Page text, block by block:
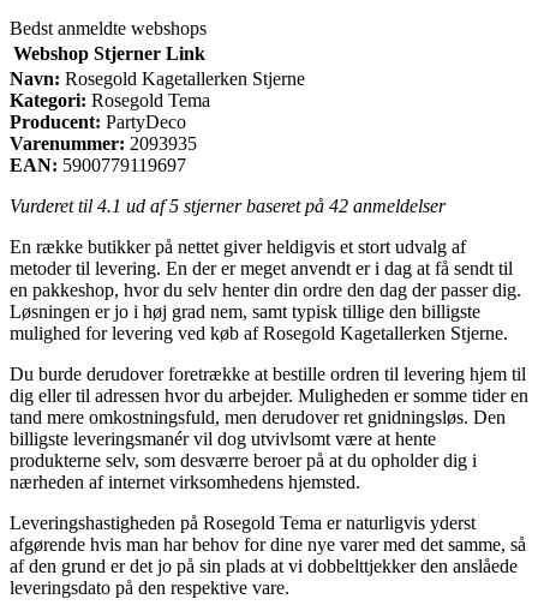
Bedst anmeldte webshops
Webshop Stjerner Link
Navn: Rosegold Kagetallerken Stjerne
Kategori: Rosegold Tema
Producent: PartyDeco
Varenummer: 2093935
EAN: 5900779119697
Vurderet til 4.1 ud af 5 stjerner baseret på 42 anmeldelser
En række butikker på nettet giver heldigvis et stort udvalg af
metoder til levering. En der er meget anvendt er i dag at få sendt til
en pakkeshop, hvor du selv henter din ordre den dag der passer dig.
Løsningen er jo i høj grad nem, samt typisk tillige den billigste
mulighed for levering ved køb af Rosegold Kagetallerken Stjerne.
Du burde derudover foretrække at bestille ordren til levering hjem til
dig eller til adressen hvor du arbejder. Muligheden er somme tider en
tand mere omkostningsfuld, men derudover ret gnidningsløs. Den
billigste leveringsmanér vil dog utvivlsomt være at hente
produkterne selv, som desværre beroer på at du opholder dig i
nærheden af internet virksomhedens hjemsted.
Leveringshastigheden på Rosegold Tema er naturligvis yderst
afgørende hvis man har behov for dine nye varer med det samme, så
af den grund er det jo på sin plads at vi dobbelttjekker den anslåede
leveringsdato på den respektive vare.